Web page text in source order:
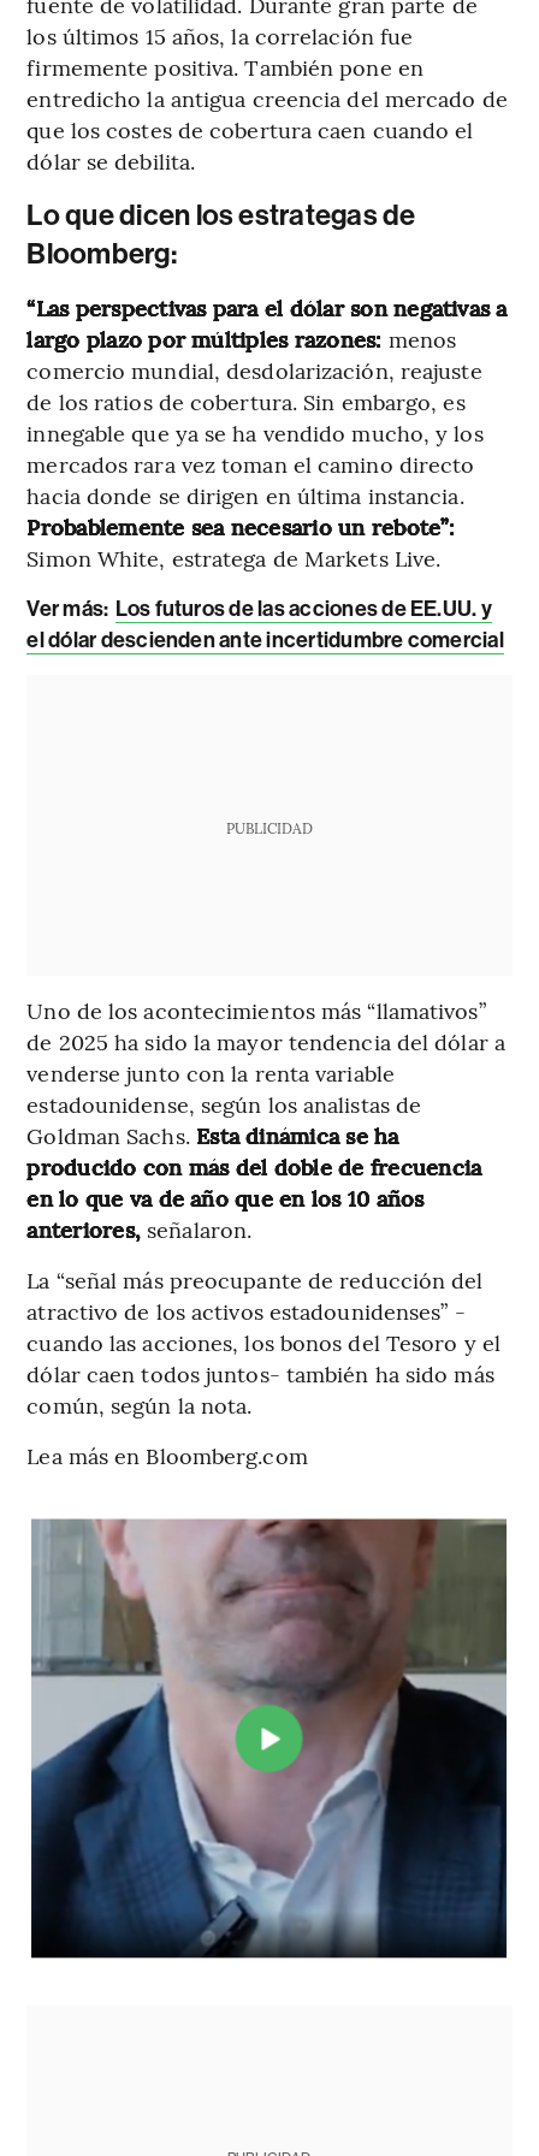
los últimos 15 años, la correlación fue
firmemente positiva. También pone en
entredicho la antigua creencia del mercado de
que los costes de cobertura caen cuando el
dólar se debilita.
Lo que dicen los estrategas de
Bloomberg:
“Las perspectivas para el dólar son negativas a
largo plazo por múltiples razones: menos
comercio mundial, desdolarización, reajuste
de los ratios de cobertura. Sin embargo, es
innegable que ya se ha vendido mucho, y los
mercados rara vez toman el camino directo
hacia donde se dirigen en última instancia.
Probablemente sea necesario un rebote”:
Simon White, estratega de Markets Live.
Ver más: Los futuros de las acciones de EE.UU. y
el dólar descienden ante incertidumbre comercial
PUBLICIDAD
Uno de los acontecimientos más “llamativos”
de 2025 ha sido la mayor tendencia del dólar a
venderse junto con la renta variable
estadounidense, según los analistas de
Goldman Sachs.Esta dinámica se ha
producido con más del doble de frecuencia
en lo que va de año que en los 10 años
anteriores, señalaron.
La “señal más preocupante de reducción del
atractivo de los activos estadounidenses” -
cuando las acciones, los bonos del Tesoro y el
dólar caen todos juntos- también ha sido más
común, según la nota.
Lea más en Bloomberg.com